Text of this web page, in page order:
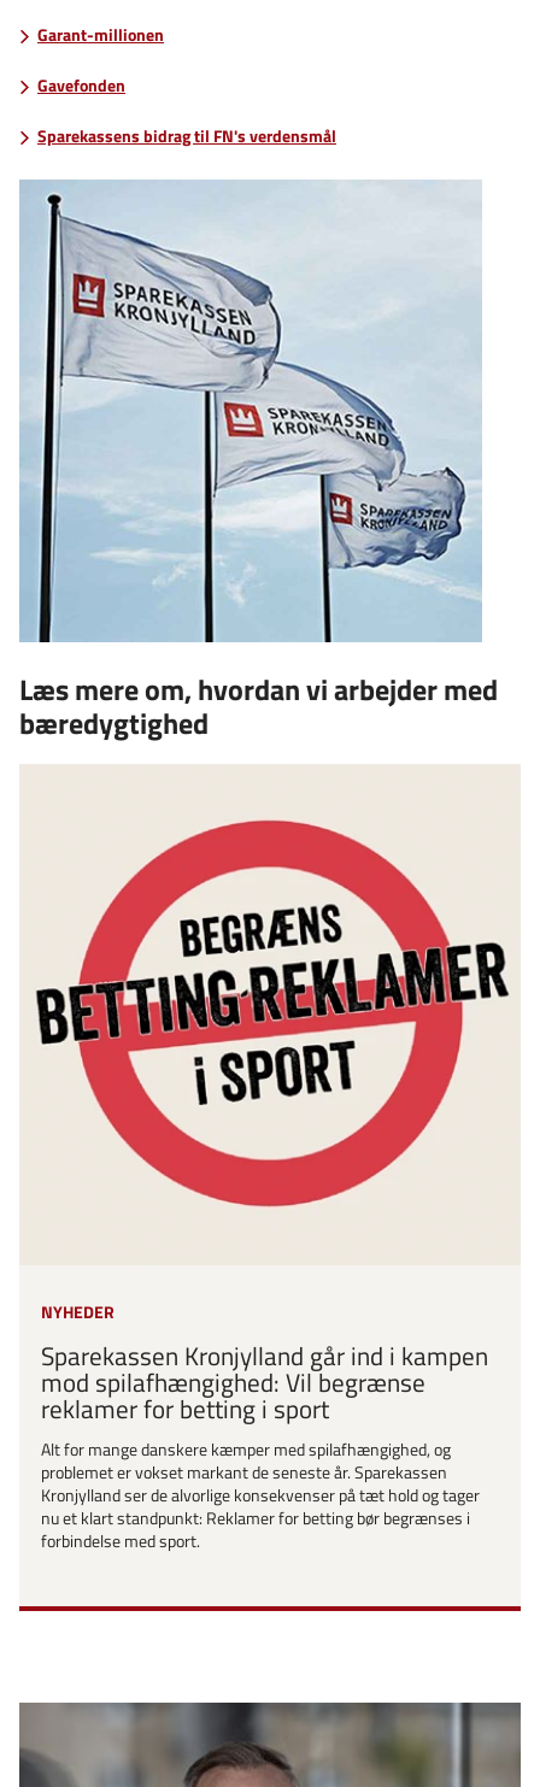
Garant-millionen
Gavefonden
Sparekassens bidrag til FN's verdensmål
Læs mere om, hvordan vi arbejder med
bæredygtighed
NYHEDER
Sparekassen Kronjylland går ind i kampen
mod spilafhængighed: Vil begrænse
reklamer for betting i sport
Alt for mange danskere kæmper med spilafhængighed, og
problemet er vokset markant de seneste år. Sparekassen
Kronjylland ser de alvorlige konsekvenser på tæt hold og tager
nu et klart standpunkt: Reklamer for betting bør begrænses i
forbindelse med sport.